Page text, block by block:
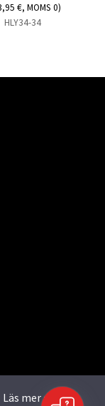
€, MOMS 0)
HLY34-34
Läs mer »